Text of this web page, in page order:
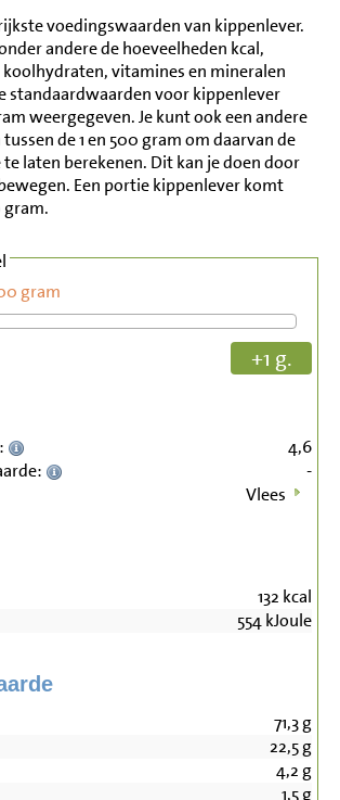
voedingswaarden van kippenlever.
andere de hoeveelheden kcal,
vitamines en mineralen
standaardwaarden voor kippenlever
weergegeven. Je kunt ook een andere
de 1 en 500 gram om daarvan de
laten berekenen. Dit kan je doen door
Een portie kippenlever komt
gram.
gram
+1 g.
4,6
-
Vlees
132 kcal
554kJoule
71,3g
22,5g
4,2 g
1,5g